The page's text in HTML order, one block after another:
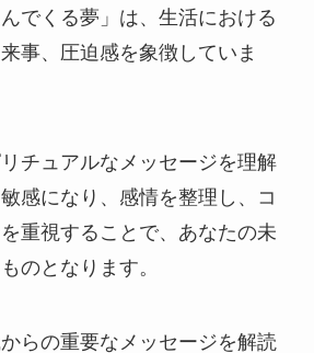
んでくる夢」は、生活における
事、圧迫感を象徴していま
チュアルなメッセージを理解
感になり、感情を整理し、コ
重視することで、あなたの未
のとなります。
らの重要なメッセージを解読